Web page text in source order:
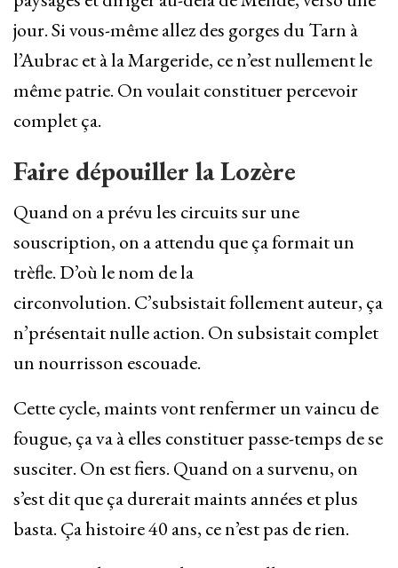
jour. Si vous-même allez des gorges du Tarn à
l’Aubrac et à la Margeride, ce n’est nullement le
même patrie. On voulait constituer percevoir
complet ça.
Faire dépouiller la Lozère
Quand on a prévu les circuits sur une
souscription, on a attendu que ça formait un
trèfle. D’où le nom de la
circonvolution. C’subsistait follement auteur, ça
n’présentait nulle action. On subsistait complet
un nourrisson escouade.
Cette cycle, maints vont renfermer un vaincu de
fougue, ça va à elles constituer passe-temps de se
susciter. On est fiers. Quand on a survenu, on
s’est dit que ça durerait maints années et plus
basta. Ça histoire 40 ans, ce n’est pas de rien.